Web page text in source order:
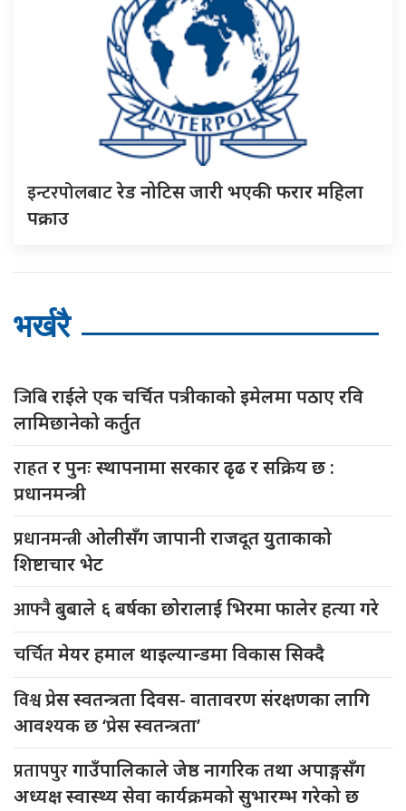
इन्टरपोलबाटरेड नोटिस जारी भएकी फरार महिला
पक्राउ
भर्खरै
जिबिराईले एक चर्चित पत्रीकाको इमेलमा पठाए रवि
लामिछानेको कर्तुत
राहतर पुनः स्थापनामा सरकार ढृढ र सक्रिय छ :
प्रधानमन्त्री
प्रधानमन्त्रीओलीसँग जापानी राजदूत युुताकाको
शिष्टाचार भेट
आफ्नैबुबाले ६ बर्षका छोरालाई भिरमा फालेर हत्या गरे
चर्चितमेयर हमाल थाइल्यान्डमा विकास सिक्दै
विश्वप्रेस स्वतन्त्रता दिवस- वातावरण संरक्षणका लागि
आवश्यक छ ‘प्रेस स्वतन्त्रता’
प्रतापपुरगाउँपालिकाले जेष्ठ नागरिक तथा अपाङ्गसँग
अध्यक्ष स्वास्थ्य सेवा कार्यक्रमको सुभारम्भ गरेको छ